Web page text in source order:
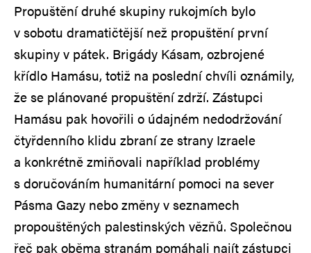
Propuštění druhé skupiny rukojmích bylo
v sobotu dramatičtější než propuštění první
skupiny v pátek. Brigády Kásam, ozbrojené
křídlo Hamásu, totiž na poslední chvíli oznámily,
že se plánované propuštění zdrží. Zástupci
Hamásu pak hovořili o údajném nedodržování
čtyřdenního klidu zbraní ze strany Izraele
a konkrétně zmiňovali například problémy
s doručováním humanitární pomoci na sever
Pásma Gazy nebo změny v seznamech
propouštěných palestinských vězňů. Společnou
řeč pak oběma stranám pomáhali najít zástupci